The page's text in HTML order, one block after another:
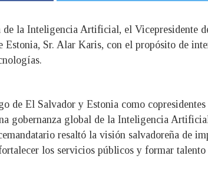
la Inteligencia Artificial, el Vicepresidente
Sr. Alar Karis, con el propósito de
de El Salvador y Estonia como
gobernanza global de la Inteligencia
resaltó la visión salvadoreña de
los servicios públicos y formar